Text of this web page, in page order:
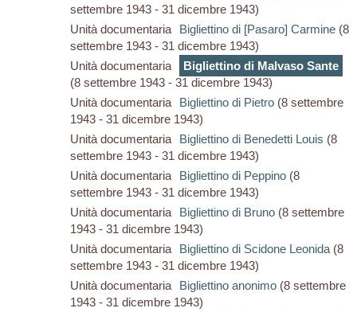
settembre 1943 - 31 dicembre 1943)
Unità documentaria
Bigliettino di [Pasaro] Carmine(8
settembre 1943 - 31 dicembre 1943)
Unità documentaria
Bigliettino di Malvaso Sante
(8 settembre 1943 - 31 dicembre 1943)
Unità documentaria
Bigliettino di Pietro(8 settembre
1943 - 31 dicembre 1943)
Unità documentaria
Bigliettino di Benedetti Louis (8
settembre 1943 - 31 dicembre 1943)
Unità documentaria
Bigliettino di Peppino(8
settembre 1943 - 31 dicembre 1943)
Unità documentaria
Bigliettino di Bruno(8 settembre
1943 - 31 dicembre 1943)
Unità documentaria
Bigliettino di Scidone Leonida(8
settembre 1943 - 31 dicembre 1943)
Unità documentaria
Bigliettino anonimo(8 settembre
1943 - 31 dicembre 1943)